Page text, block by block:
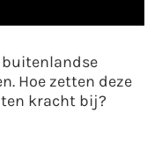
Hoe zetten deze
kracht bij?